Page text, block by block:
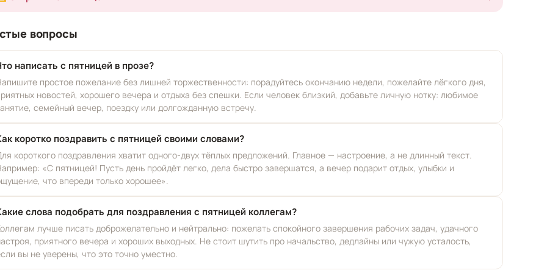
вопросы
написать с пятницей в прозе?
простое пожелание без лишней торжественности: порадуйтесь окончанию недели, пожелайте лёгкого дня,
новостей, хорошего вечера и отдыха без спешки. Если человек близкий, добавьте личную нотку: любимое
семейный вечер, поездку или долгожданную встречу.
коротко поздравить с пятницей своими словами?
короткого поздравления хватит одного-двух тёплых предложений. Главное — настроение, а не длинный текст.
«С пятницей! Пусть день пройдёт легко, дела быстро завершатся, а вечер подарит отдых, улыбки и
что впереди только хорошее».
слова подобрать для поздравления с пятницей коллегам?
лучше писать доброжелательно и нейтрально: пожелать спокойного завершения рабочих задач, удачного
приятного вечера и хороших выходных. Не стоит шутить про начальство, дедлайны или чужую усталость,
вы не уверены, что это точно уместно.